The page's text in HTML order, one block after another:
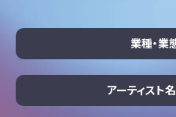
業種・業
アーティスト